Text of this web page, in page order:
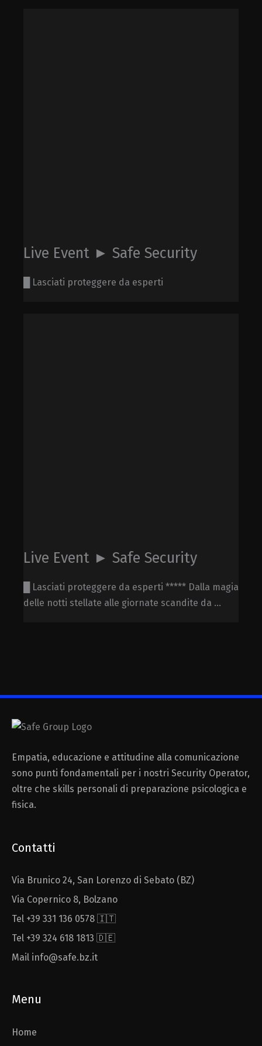
Live Event ► Safe Security
█ Lasciati proteggere da esperti
Live Event ► Safe Security
█ Lasciati proteggere da esperti ***** Dalla magia
delle notti stellate alle giornate scandite da ...
Empatia, educazione e attitudine alla comunicazione
sono punti fondamentali per i nostri Security Operator,
oltre che skills personali di preparazione psicologica e
fisica.
Contatti
Via Brunico 24, San Lorenzo di Sebato (BZ)
Via Copernico 8, Bolzano
Tel +39 331 136 0578 🇮🇹
Tel +39 324 618 1813 🇩🇪
Mail info@safe.bz.it
Menu
Home